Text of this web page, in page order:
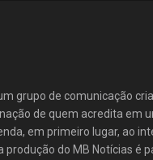
grupo de comunicação
de quem acredita em
em primeiro lugar, ao
produção do MB Notícias é